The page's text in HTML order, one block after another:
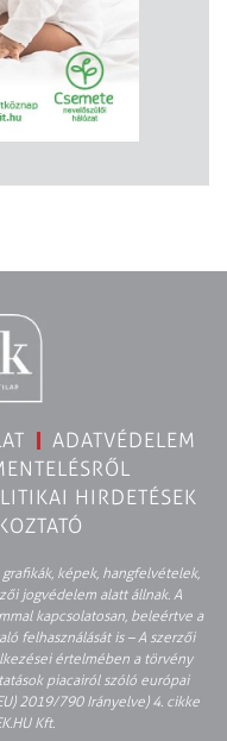
ADATVÉDELEM
HIRDETÉSEK
képek, hangfelvételek,
jogvédelem alatt állnak. A
kapcsolatosan, beleértve a
felhasználását is – A szerzői
értelmében a törvény
piacairól szóló európai
2019/790 Irányelve) 4. cikke
Kft.